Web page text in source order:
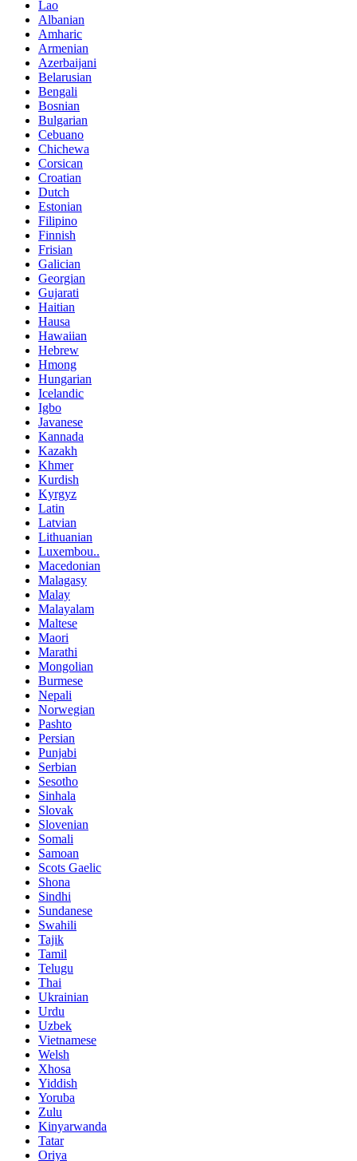
Lao
Albanian
Amharic
Armenian
Azerbaijani
Belarusian
Bengali
Bosnian
Bulgarian
Cebuano
Chichewa
Corsican
Croatian
Dutch
Estonian
Filipino
Finnish
Frisian
Galician
Georgian
Gujarati
Haitian
Hausa
Hawaiian
Hebrew
Hmong
Hungarian
Icelandic
Igbo
Javanese
Kannada
Kazakh
Khmer
Kurdish
Kyrgyz
Latin
Latvian
Lithuanian
Luxembou..
Macedonian
Malagasy
Malay
Malayalam
Maltese
Maori
Marathi
Mongolian
Burmese
Nepali
Norwegian
Pashto
Persian
Punjabi
Serbian
Sesotho
Sinhala
Slovak
Slovenian
Somali
Samoan
Scots Gaelic
Shona
Sindhi
Sundanese
Swahili
Tajik
Tamil
Telugu
Thai
Ukrainian
Urdu
Uzbek
Vietnamese
Welsh
Xhosa
Yiddish
Yoruba
Zulu
Kinyarwanda
Tatar
Oriya